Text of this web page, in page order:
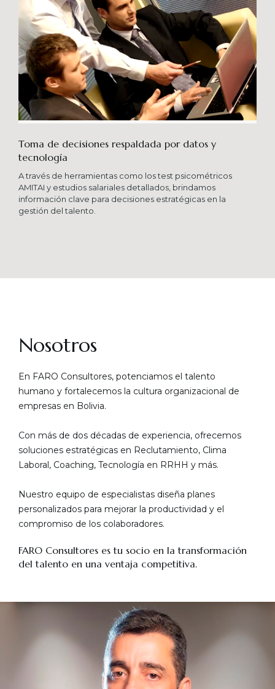
Toma de decisiones respaldada por datos y
tecnología​
A través de herramientas como los test psicométricos
AMITAI y estudios salariales detallados, brindamos
información clave para decisiones estratégicas en la
gestión del talento.
Nosotros
En FARO Consultores, potenciamos el talento
humano y fortalecemos la cultura organizacional de
empresas en Bolivia.
Con más de dos décadas de experiencia, ofrecemos
soluciones estratégicas en Reclutamiento, Clima
Laboral, Coaching, Tecnología en RRHH y más.
Nuestro equipo de especialistas diseña planes
personalizados para mejorar la productividad y el
compromiso de los colaboradores.
FARO Consultores es tu socio en la transformación
del talento en una ventaja competitiva.